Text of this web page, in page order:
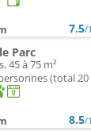
7.5/
Parc
45 à 75 m²
(total
8.5/